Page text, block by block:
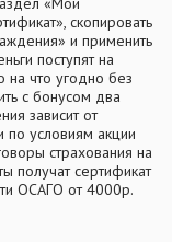
скопировать
и применить
поступят на
на что угодно без
с бонусом два
зависит от
по условиям акции
страхования на
получат сертификат
ОСАГО от 4000р.